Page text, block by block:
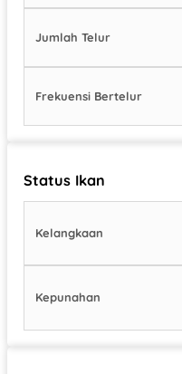
Jumlah Telur
Frekuensi Bertelur
Status Ikan
Kelangkaan
Kepunahan